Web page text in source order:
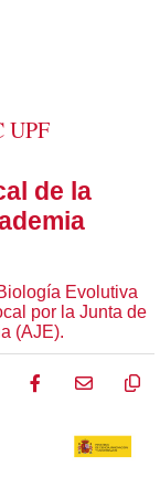
UPF
de la
Evolutiva
por la Junta de
(AJE).